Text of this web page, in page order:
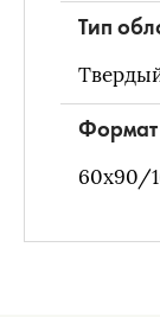
Тип
Формат
60х90/